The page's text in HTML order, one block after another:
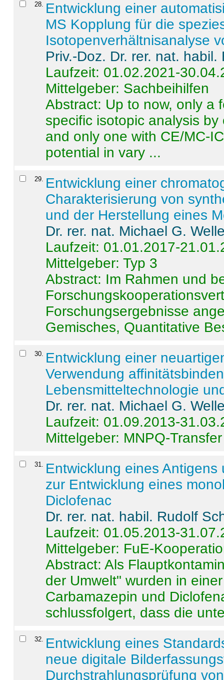
28. Entwicklung einer
MS Kopplung für die
Isotopenverhältnisanalyse
Priv.-Doz. Dr. rer. nat.
Laufzeit: 01.02.2021-
Mittelgeber: Sachbeihilfen
Abstract: Up to now, only a
specific isotopic analysis
and only one with CE/MC-
potential in vary ...
29. Entwicklung einer
Charakterisierung von
und der Herstellung eines
Dr. rer. nat. Michael G.
Laufzeit: 01.01.2017-
Mittelgeber: Typ 3
Abstract: Im Rahmen und
Forschungsergebnisse
Gemisches, Quantitative
30. Entwicklung einer
Verwendung
Lebensmitteltechnologie
Dr. rer. nat. Michael G.
Laufzeit: 01.09.2013-
Mittelgeber: MNPQ-Transfer
31. Entwicklung eines
zur Entwicklung eines
Diclofenac
Dr. rer. nat. habil. Rudolf
Laufzeit: 01.05.2013-
Mittelgeber: FuE-
Abstract:Als
der Umwelt" wurden in
Carbamazepin und
schlussfolgert, dass die
32. Entwicklung eines
neue digitale
Durchstrahlungsprüfung